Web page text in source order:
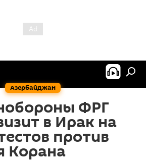
Азербайджан
ФРГ
в Ирак на
против
Корана